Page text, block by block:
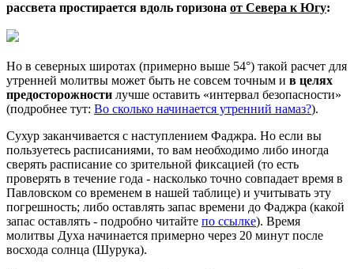
рассвета простирается вдоль горизона от Севера к Югу:
Но в северных широтах (примерно выше 54°) такой расчет для
утренней молитвы может быть не совсем точным и в целях
предосторожности лучше оставить «интервал безопасности»
(подробнее тут: Во сколько начинается утренний намаз?).
Сухур заканчивается с наступлением Фаджра. Но если вы
пользуетесь расписаниями, то вам необходимо либо иногда
сверять расписание со зрительной фиксацией (то есть
проверять в течение года - насколько точно совпадает время в
Павловском со временем в нашей таблице) и учитывать эту
погрешность; либо оставлять запас времени до Фаджра (какой
запас оставлять - подробно читайте по ссылке). Время
молитвы Духа начинается примерно через 20 минут после
восхода солнца (Шурука).